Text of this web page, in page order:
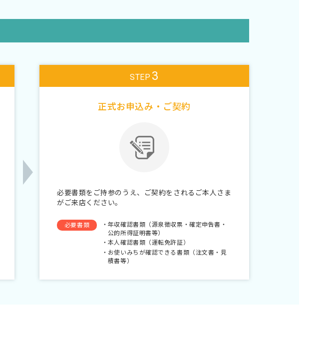
STEP 3
正式お申込み・ご契約
必要書類をご持参のうえ、ご契約をされるご本人さま
がご来店ください。
必要書類
年収確認書類（源泉徴収票・確定申告書・
公的所得証明書等）
本人確認書類（運転免許証）
お使いみちが確認できる書類（注文書・見
積書等）